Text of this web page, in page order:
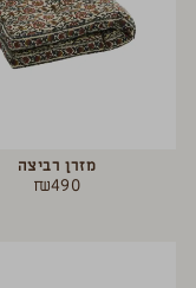
מזרן רביצה
₪490